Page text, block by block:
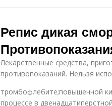
Репис дикая
Лекарственные средства,
противопоказаний. Нельзя
тромбофлебите;повышенной
процессе в